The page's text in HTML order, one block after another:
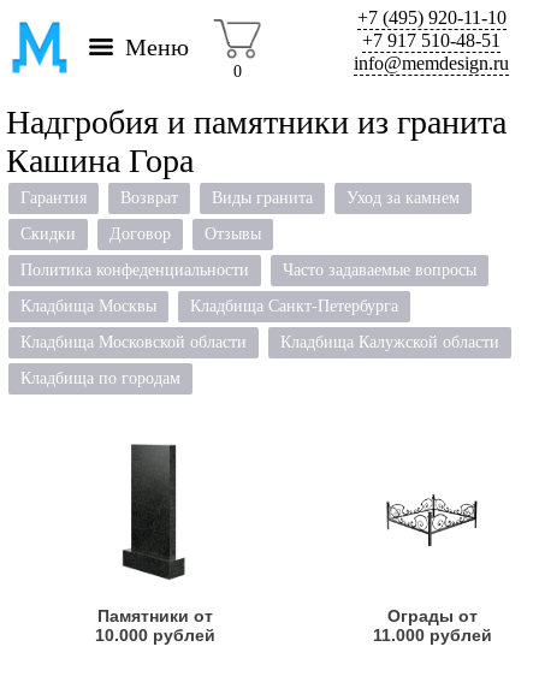
Меню
0
+7 (495) 920-11-10
+7 917 510-48-51
info@memdesign.ru
Надгробия и памятники из гранита
Кашина Гора
Гарантия Возврат Виды гранита
Уход за камнем
Скидки
Договор
Отзывы
Политика конфеденциальности
Часто задаваемые вопросы
Кладбища Москвы
Кладбища Санкт-Петербурга
Кладбища Московской области
Кладбища Калужской области
Кладбища по городам
Памятники от
10.000 рублей
Ограды от
11.000 рублей